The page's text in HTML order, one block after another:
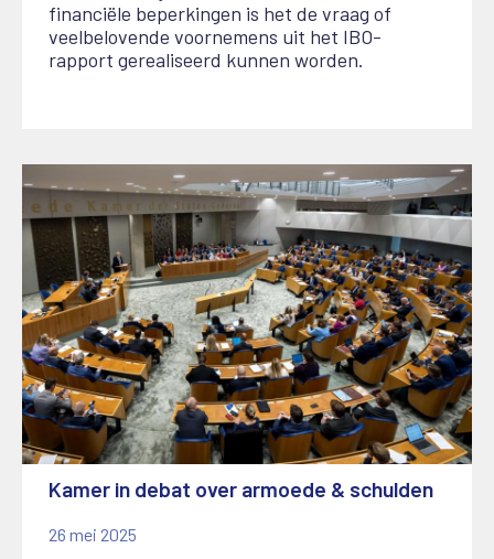
financiële beperkingen is het de vraag of
veelbelovende voornemens uit het IBO-
rapport gerealiseerd kunnen worden.
Kamer in debat over armoede & schulden
26 mei 2025